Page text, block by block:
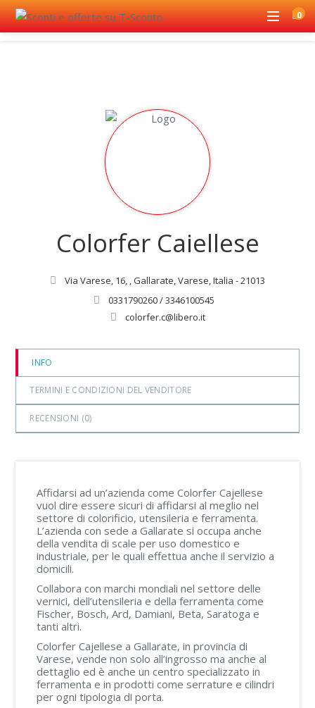
0
Colorfer Caiellese
Via Varese, 16, , Gallarate, Varese, Italia - 21013
0331790260 / 3346100545
colorfer.c@libero.it
INFO
TERMINI E CONDIZIONI DEL VENDITORE
RECENSIONI (0)
Affidarsi ad un’azienda come Colorfer Cajellese
vuol dire essere sicuri di affidarsi al meglio nel
settore di colorificio, utensileria e ferramenta.
L’azienda con sede a Gallarate si occupa anche
della vendita di scale per uso domestico e
industriale, per le quali effettua anche il servizio a
domicili.
Collabora con marchi mondiali nel settore delle
vernici, dell’utensileria e della ferramenta come
Fischer, Bosch, Ard, Damiani, Beta, Saratoga e
tanti altri.
Colorfer Cajellese a Gallarate, in provincia di
Varese, vende non solo all’ingrosso ma anche al
dettaglio ed è anche un centro specializzato in
ferramenta e in prodotti come serrature e cilindri
per ogni tipologia di porta.